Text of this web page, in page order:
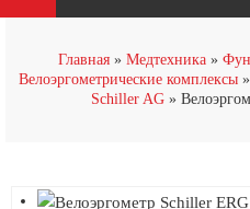
Главная Медтехника
Велоэргометрические комплексы
Schiller AG